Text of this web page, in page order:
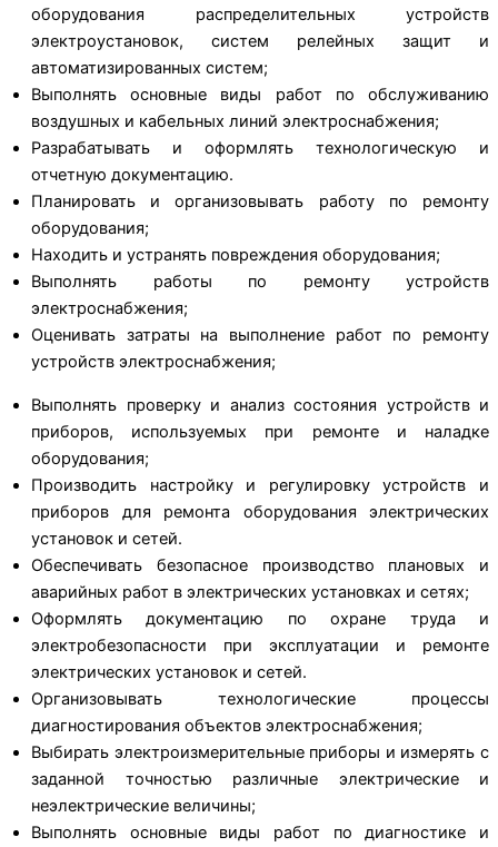
оборудования распределительных устройств
электроустановок, систем релейных защит и
автоматизированных систем;
Выполнять основные виды работ по обслуживанию
воздушных и кабельных линий электроснабжения;
Разрабатывать и оформлять технологическую и
отчетную документацию.
Планировать и организовывать работу по ремонту
оборудования;
Находить и устранять повреждения оборудования;
Выполнять работы по ремонту устройств
электроснабжения;
Оценивать затраты на выполнение работ по ремонту
устройств электроснабжения;
Выполнять проверку и анализ состояния устройств и
приборов, используемых при ремонте и наладке
оборудования;
Производить настройку и регулировку устройств и
приборов для ремонта оборудования электрических
установок и сетей.
Обеспечивать безопасное производство плановых и
аварийных работ в электрических установках и сетях;
Оформлять документацию по охране труда и
электробезопасности при эксплуатации и ремонте
электрических установок и сетей.
Организовывать технологические процессы
диагностирования объектов электроснабжения;
Выбирать электроизмерительные приборы и измерять с
заданной точностью различные электрические и
неэлектрические величины;
Выполнять основные виды работ по диагностике и